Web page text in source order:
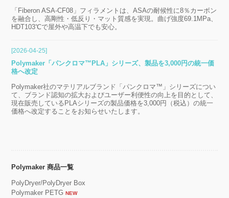
「Fiberon ASA-CF08」フィラメントは、ASAの耐候性に8％カーボン
を融合し、高剛性・低反り・マット質感を実現。曲げ強度69.1MPa、
HDT103℃で屋外や高温下でも安心。
[2026-04-25]
Polymaker「パンクロマ™PLA」シリーズ、製品を3,000円の統一価
格へ改定
Polymaker社のマテリアルブランド「パンクロマ™」シリーズについ
て、ブランド認知の拡大およびユーザー利便性の向上を目的として、
現在販売しているPLAシリーズの製品価格を3,000円（税込）の統一
価格へ改定することをお知らせいたします。
Polymaker 商品一覧
PolyDryer/PolyDryer Box
Polymaker PETG NEW